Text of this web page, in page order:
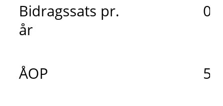
Bidragssats pr.
år
ÅOP